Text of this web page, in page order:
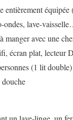
entièrement
ondes, lave-
manger avec une
écran plat, lecteur
(1 lit double)
douche